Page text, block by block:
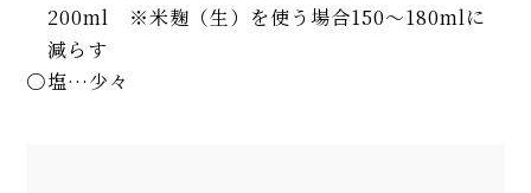
200ml ※米麹（生）を使う場合150～180mlに
減らす
塩…少々